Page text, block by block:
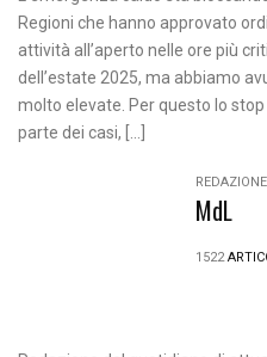
Regioni che hanno approvato
attività all’aperto nelle ore più
dell’estate 2025, ma abbiamo
molto elevate. Per questo lo
parte dei casi, […]
REDAZIONE
MdL
1522